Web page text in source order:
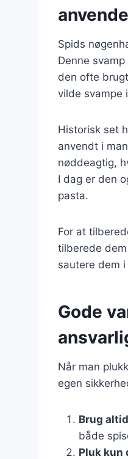
Spids
Denne
den ofte
vilde svampe
Historisk set
anvendt i
nøddeagtig,
I dag er den
pasta.
For at
tilberede
sautere dem
Gode
Når man
egen
Brug
både
Pluk kun